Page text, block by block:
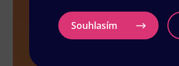
Letáky
Souhlasím